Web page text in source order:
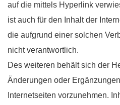
auf die mittels Hyperlink
ist auch für den Inhalt der
die aufgrund einer solchen
nicht verantwortlich.
Des weiteren behält sich der
Änderungen oder
Internetseiten vorzunehmen.